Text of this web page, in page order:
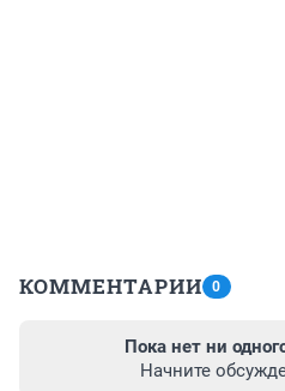
КОММЕНТАРИИ 0
Пока нет ни
Начните